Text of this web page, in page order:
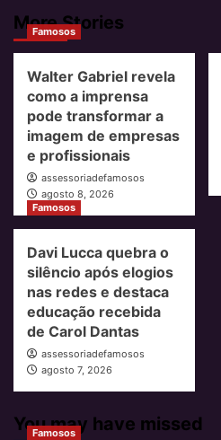
More Stories
Famosos
Walter Gabriel revela
como a imprensa
pode transformar a
imagem de empresas
e profissionais
assessoriadefamosos
agosto 8, 2026
Famosos
Davi Lucca quebra o
silêncio após elogios
nas redes e destaca
educação recebida
de Carol Dantas
assessoriadefamosos
agosto 7, 2026
You may have missed
Famosos